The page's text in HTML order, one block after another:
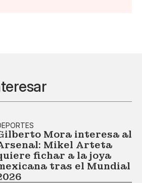
Mora interesa al
Mikel Arteta
fichar a la joya
tras el Mundial